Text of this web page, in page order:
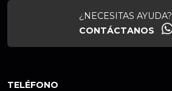
¿NECESITAS AYUDA?
CONTÁCTANOS
TELÉFONO